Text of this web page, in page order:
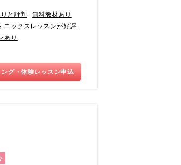
と評判
無料教材あり
ニックスレッスンが好評
あり
グ・体験レッスン申込